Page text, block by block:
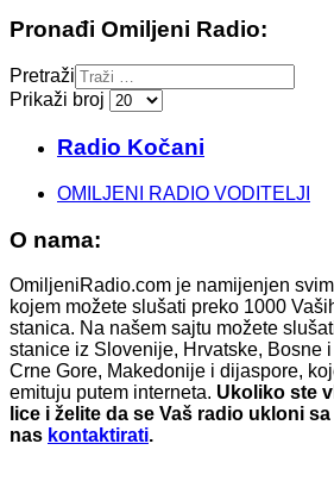
Pronađi Omiljeni Radio:
Pretraži
Prikaži broj
Radio Kočani
OMILJENI RADIO VODITELJI
O nama:
OmiljeniRadio.com je namijenjen
kojem možete slušati preko 1000
stanica. Na našem sajtu možete
stanice iz Slovenije, Hrvatske, Bosne
Crne Gore, Makedonije i dijaspore,
emituju putem interneta. Ukoliko ste
lice i želite da se Vaš radio ukloni
nas kontaktirati.